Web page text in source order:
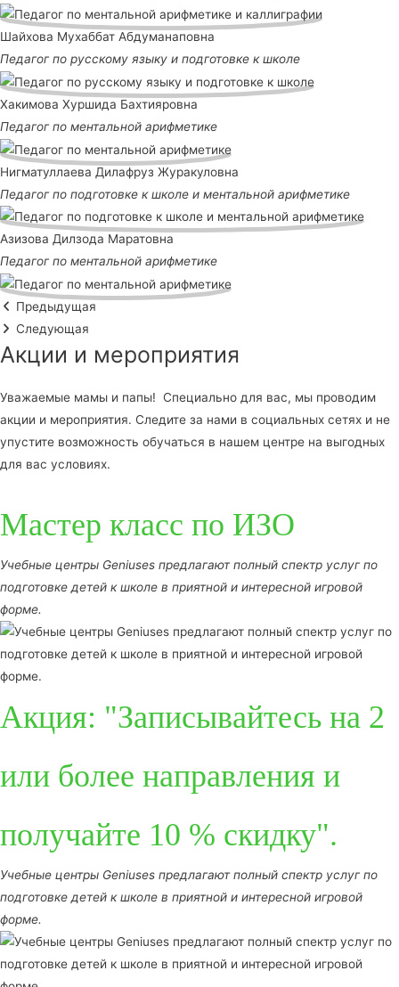
Шайхова Мухаббат Абдуманаповна
Педагог по русскому языку и подготовке к школе
Хакимова Хуршида Бахтияровна
Педагог по ментальной арифметике
Нигматуллаева Дилафруз Журакуловна
Педагог по подготовке к школе и ментальной арифметике
Азизова Дилзода Маратовна
Педагог по ментальной арифметике
Предыдущая
Следующая
Акции и мероприятия
Уважаемые мамы и папы! Специально для вас, мы проводим
акции и мероприятия. Следите за нами в социальных сетях и не
упустите возможность обучаться в нашем центре на выгодных
для вас условиях.
Мастер класс по ИЗО
Учебные центры Geniuses предлагают полный спектр услуг по
подготовке детей к школе в приятной и интересной игровой
форме.
Акция: "Записывайтесь на 2
или более направления и
получайте 10 % скидку".
Учебные центры Geniuses предлагают полный спектр услуг по
подготовке детей к школе в приятной и интересной игровой
форме.